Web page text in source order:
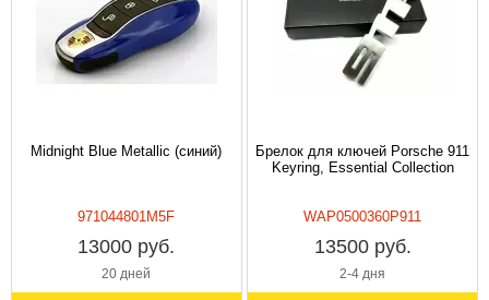
Midnight Blue Metallic (синий)
971044801M5F
13000 руб.
20 дней
Брелок для ключей Porsche 911
Keyring, Essential Collection
WAP0500360P911
13500 руб.
2-4 дня